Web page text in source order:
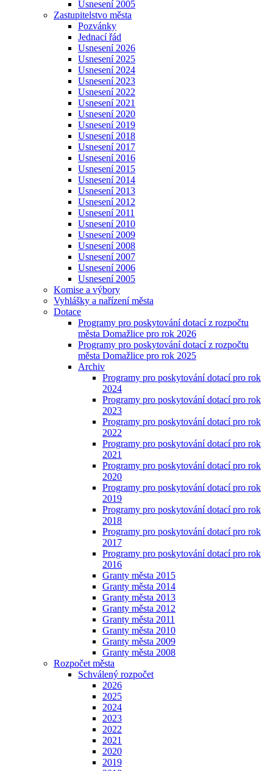
Usnesení 2005
Zastupitelstvo města
Pozvánky
Jednací řád
Usnesení 2026
Usnesení 2025
Usnesení 2024
Usnesení 2023
Usnesení 2022
Usnesení 2021
Usnesení 2020
Usnesení 2019
Usnesení 2018
Usnesení 2017
Usnesení 2016
Usnesení 2015
Usnesení 2014
Usnesení 2013
Usnesení 2012
Usnesení 2011
Usnesení 2010
Usnesení 2009
Usnesení 2008
Usnesení 2007
Usnesení 2006
Usnesení 2005
Komise a výbory
Vyhlášky a nařízení města
Dotace
Programy pro poskytování dotací z rozpočtu
města Domažlice pro rok 2026
Programy pro poskytování dotací z rozpočtu
města Domažlice pro rok 2025
Archiv
Programy pro poskytování dotací pro rok
2024
Programy pro poskytování dotací pro rok
2023
Programy pro poskytování dotací pro rok
2022
Programy pro poskytování dotací pro rok
2021
Programy pro poskytování dotací pro rok
2020
Programy pro poskytování dotací pro rok
2019
Programy pro poskytování dotací pro rok
2018
Programy pro poskytování dotací pro rok
2017
Programy pro poskytování dotací pro rok
2016
Granty města 2015
Granty města 2014
Granty města 2013
Granty města 2012
Granty města 2011
Granty města 2010
Granty města 2009
Granty města 2008
Rozpočet města
Schválený rozpočet
2026
2025
2024
2023
2022
2021
2020
2019